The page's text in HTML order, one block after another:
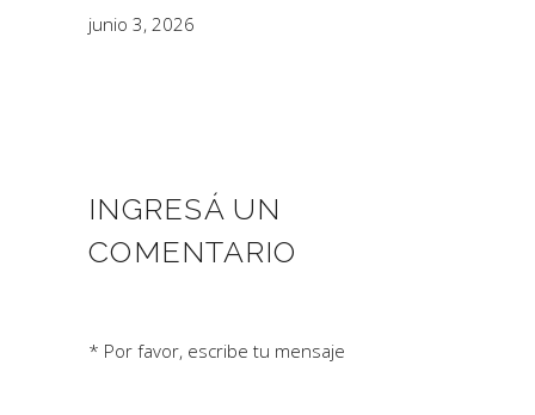
junio 3, 2026
INGRESÁ UN
COMENTARIO